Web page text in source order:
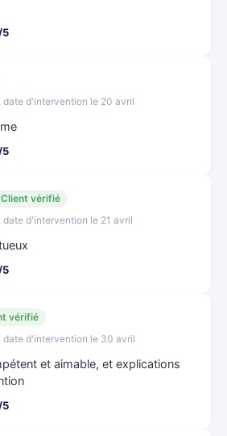
5
date d'intervention le 20 avril
5
Client vérifié
date d'intervention le 21 avril
5
vérifié
date d'intervention le 30 avril
et aimable, et explications
5